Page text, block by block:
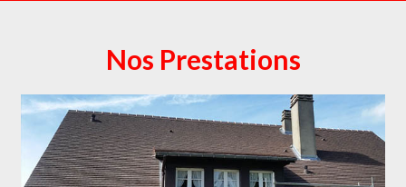
Nos Prestations